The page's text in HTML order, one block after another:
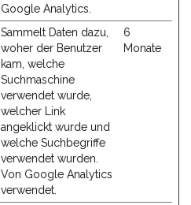
Google Analytics.
Sammelt Daten dazu,
woher der Benutzer
kam, welche
Suchmaschine
verwendet wurde,
welcher Link
angeklickt wurde und
welche Suchbegriffe
verwendet wurden.
Von Google Analytics
verwendet.
6
Monate